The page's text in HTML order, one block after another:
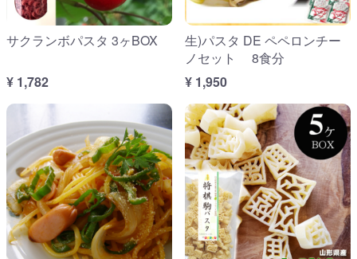
サクランボパスタ 3ヶBOX
¥ 1,782
生)パスタ DE ペペロンチー
ノセット 8食分
¥ 1,950